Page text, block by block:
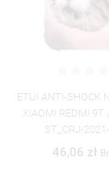
ETUI ANTI-SHOCK
XIAOMI REDMI 9T
ST_CRJ-
46,06 zł